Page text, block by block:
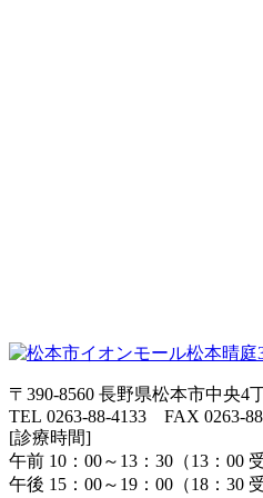
〒390-8560 長野県松本市中央
TEL 0263-88-4133 FAX 0263-
[診療時間]
午前 10：00～13：30（13：00
午後 15：00～19：00（18：30